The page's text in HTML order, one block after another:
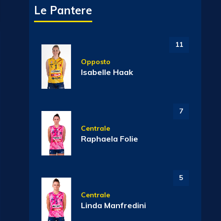
Le Pantere
11
Opposto
Isabelle Haak
7
Centrale
Raphaela Folie
5
Centrale
Linda Manfredini